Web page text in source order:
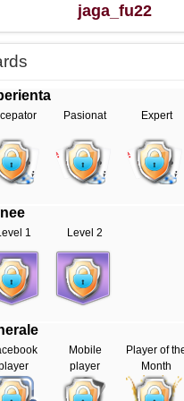
jaga_fu22
Pasionat Expert
1 Level 2
Mobile
player
Player of
Month